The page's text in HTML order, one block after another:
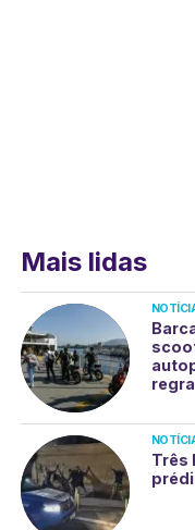
Mais lidas
Três